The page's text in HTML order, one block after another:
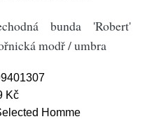
bunda 'Robert'
modř / umbra
Kč
Homme